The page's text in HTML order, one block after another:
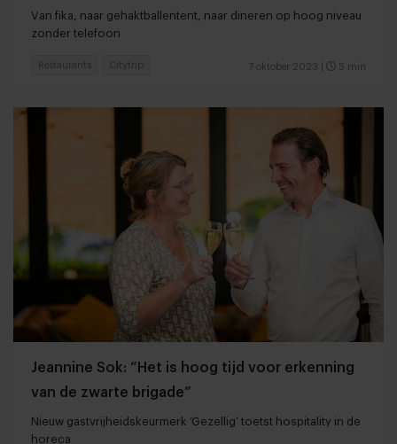
Van fika, naar gehaktballentent, naar dineren op hoog niveau
zonder telefoon
7 oktober 2023 5 min
Restaurants Citytrip
Jeannine Sok: “Het is hoog tijd voor erkenning
van de zwarte brigade”
Nieuw gastvrijheidskeurmerk ‘Gezellig’ toetst hospitality in de
horeca